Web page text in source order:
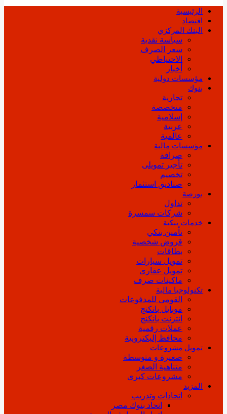
الرئيسية
اقتصاد
البنك المركزي
سياسة نقدية
سعر الصرف
الاحتياطي
أخبار
مؤسسات دولية
بنوك
تجارية
متخصصة
إسلامية
عربية
عالمية
مؤسسات مالية
صرافة
تأجير تمويلى
تخصيم
صناديق استثمار
بورصة
تداول
شركات سمسرة
خدمات بنكية
تأمين بنكي
قروض شخصية
بطاقات
تمويل سيارات
تمويل عقارى
ماكينات صرف
تكنولوجيا مالية
القومى للمدفوعات
موبايل بانكنج
انترنت بانكنج
عملات رقمية
محافظ إليكترونية
تمويل مشروعات
صغيرة و متوسطة
متناهية الصغر
مشروعات كبرى
المزيد
اتحادات وتدريب
اتحاد بنوك مصر